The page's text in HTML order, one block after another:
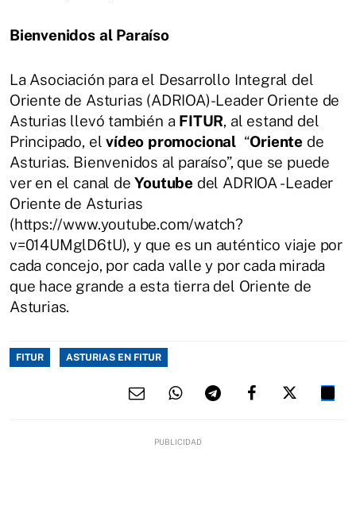
Bienvenidos al Paraíso
La Asociación para el Desarrollo Integral del
Oriente de Asturias (ADRIOA)-Leader Oriente de
Asturias llevó también a FITUR, al estand del
Principado, elvídeo promocional“Oriente de
Asturias. Bienvenidos al paraíso”, que se puede
ver en el canal deYoutube del ADRIOA - Leader
Oriente de Asturias
(https://www.youtube.com/watch?
v=014UMglD6tU), y que es un auténtico viaje por
cada concejo, por cada valle y por cada mirada
que hace grande a esta tierra del Oriente de
Asturias.
FITUR ASTURIAS EN FITUR